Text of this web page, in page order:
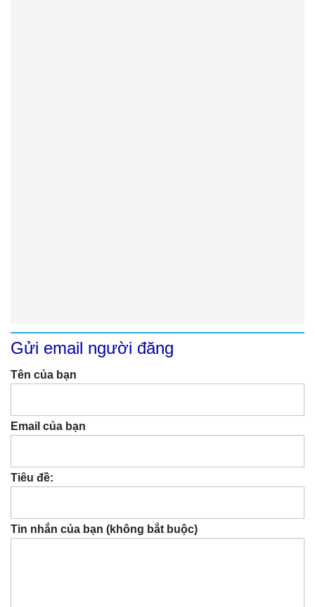
Gửi email người đăng
Tên của bạn
Email của bạn
Tiêu đề:
Tin nhắn của bạn (không bắt buộc)